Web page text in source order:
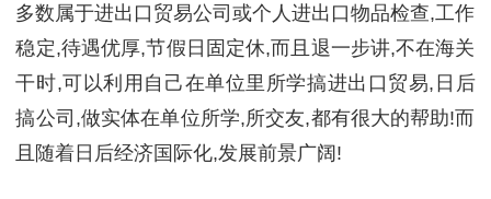
多数属于进出口贸易公司或个人进出口物品检查,工作
稳定,待遇优厚,节假日固定休,而且退一步讲,不在海关
干时,可以利用自己在单位里所学搞进出口贸易,日后
搞公司,做实体在单位所学,所交友,都有很大的帮助!而
且随着日后经济国际化,发展前景广阔!